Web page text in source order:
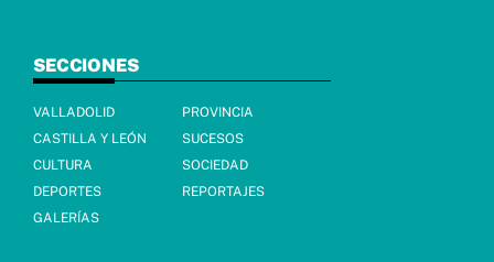
SECCIONES
VALLADOLID
PROVINCIA
CASTILLA Y LEÓN
SUCESOS
CULTURA
SOCIEDAD
DEPORTES
REPORTAJES
GALERÍAS